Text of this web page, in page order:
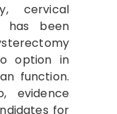
cervical
has been
option in
function.
evidence
for